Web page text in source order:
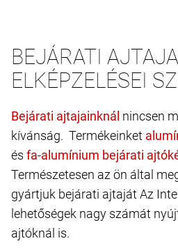
BEJÁRATI
ELKÉPZELÉSEI
nincsen
kívánság. Termékeinket
és
Természetesen az ön által
gyártjuk bejárati ajtaját Az
lehetőségek nagy számát
ajtóknál is.